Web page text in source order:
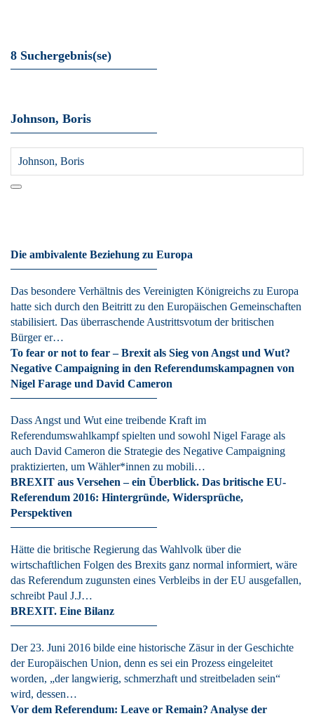
8 Suchergebnis(se)
Johnson, Boris
Die ambivalente Beziehung zu Europa
Das besondere Verhältnis des Vereinigten Königreichs zu Europa
hatte sich durch den Beitritt zu den Europäischen Gemeinschaften
stabilisiert. Das überraschende Austrittsvotum der britischen
Bürger er…
To fear or not to fear – Brexit als Sieg von Angst und Wut?
Negative Campaigning in den Referendumskampagnen von
Nigel Farage und David Cameron
Dass Angst und Wut eine treibende Kraft im
Referendumswahlkampf spielten und sowohl Nigel Farage als
auch David Cameron die Strategie des Negative Campaigning
praktizierten, um Wähler*innen zu mobili…
BREXIT aus Versehen – ein Überblick. Das britische EU-
Referendum 2016: Hintergründe, Widersprüche,
Perspektiven
Hätte die britische Regierung das Wahlvolk über die
wirtschaftlichen Folgen des Brexits ganz normal informiert, wäre
das Referendum zugunsten eines Verbleibs in der EU ausgefallen,
schreibt Paul J.J…
BREXIT. Eine Bilanz
Der 23. Juni 2016 bilde eine historische Zäsur in der Geschichte
der Europäischen Union, denn es sei ein Prozess eingeleitet
worden, „der langwierig, schmerzhaft und streitbeladen sein“
wird, dessen…
Vor dem Referendum: Leave or Remain? Analyse der